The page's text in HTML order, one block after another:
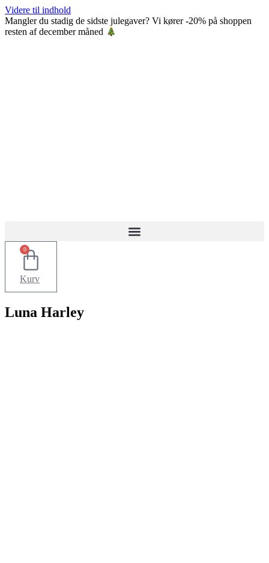
Videre til indhold
Mangler du stadig de sidste julegaver? Vi kører -20% på shoppen
resten af december måned
0
Kurv
Luna Harley